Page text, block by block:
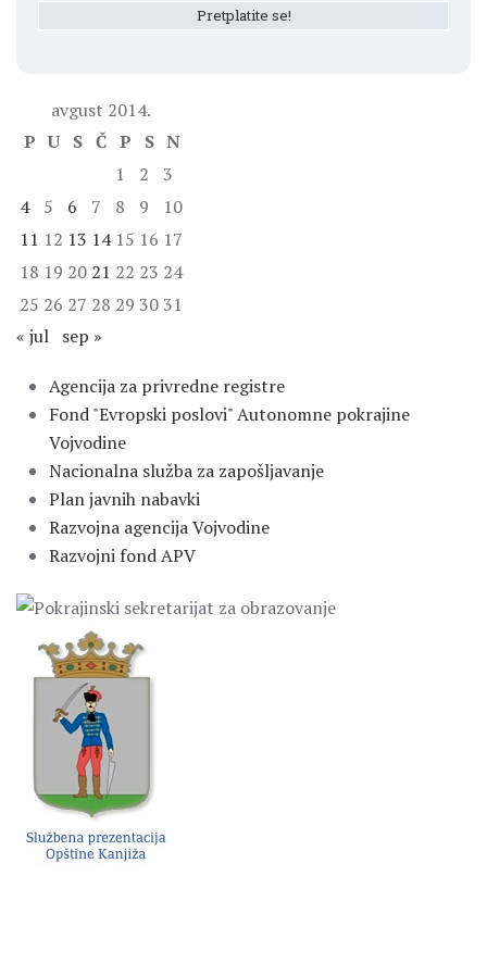
avgust 2014.
P U S Č P S N
1
2
3
4
5 6 7 8 9
10
11 12 13 14 15 16 17
18 19 20 21 22 23 24
25 26 27 28 29 30 31
« jul sep »
Agencija za privredne registre
Fond "Evropski poslovi" Autonomne pokrajine
Vojvodine
Nacionalna služba za zapošljavanje
Plan javnih nabavki
Razvojna agencija Vojvodine
Razvojni fond APV